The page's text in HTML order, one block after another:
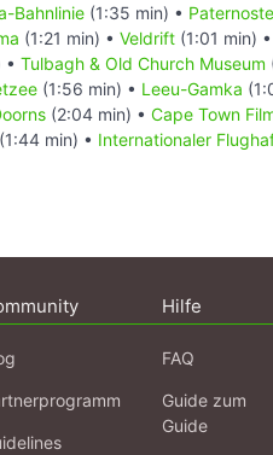
Bahnlinie (1:35 min) •
(1:21 min) • Veldrift (1:01 min) •
• Tulbagh & Old Church Museum
(1:56 min) • Leeu-Gamka
(2:04 min) • Cape Town
(1:44 min) • Internationaler
Hilfe
FAQ
Guide zum
Guide